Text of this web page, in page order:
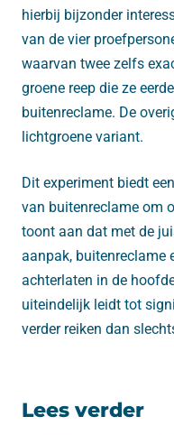
hierbij bijzonder
van de vier
waarvan twee zelfs
groene reep die ze
buitenreclame. De
lichtgroene variant.
Dit experiment biedt
van buitenreclame om
toont aan dat met de
aanpak, buitenreclame
achterlaten in de
uiteindelijk leidt tot
verder reiken dan
Lees verder